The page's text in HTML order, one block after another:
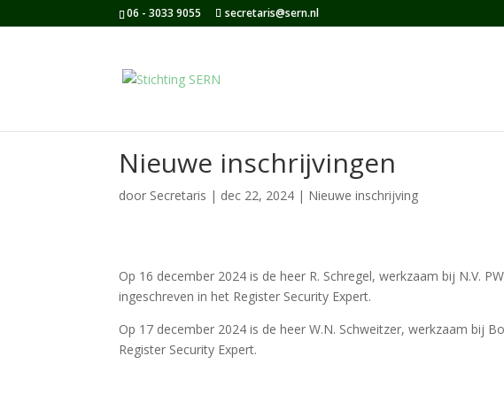
06 - 3033 9055 secretaris@sern.nl
Nieuwe inschrijvingen
door Secretaris | dec 22, 2024 | Nieuwe inschrijving
Op 16 december 2024 is de heer R. Schregel, werkzaam bij N.V.
ingeschreven in het Register Security Expert.
Op 17 december 2024 is de heer W.N. Schweitzer, werkzaam bij
Register Security Expert.